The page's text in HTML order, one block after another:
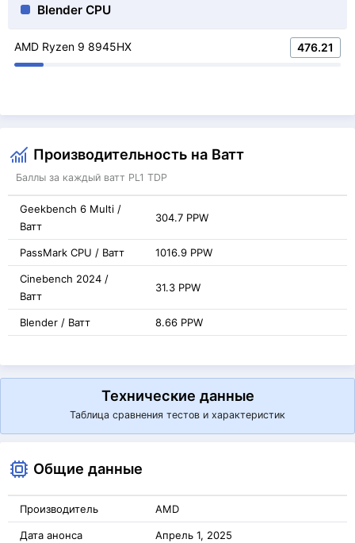
Blender CPU
AMD Ryzen 9 8945HX 476.21
Производительность на Ватт
Баллы за каждый ватт PL1 TDP
Geekbench 6 Multi /
Ватт
304.7 PPW
PassMark CPU / Ватт 1016.9 PPW
Cinebench 2024 /
Ватт
31.3 PPW
Blender / Ватт 8.66 PPW
Технические данные
Таблица сравнения тестов и характеристик
Общие данные
Производитель AMD
Дата анонса Апрель 1, 2025